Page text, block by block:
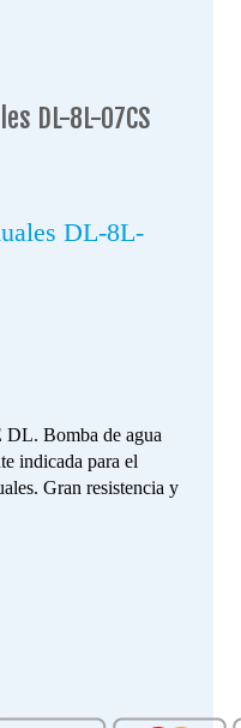
DL-8L-07CS
DL-8L-
Bomba de agua
indicada para el
Gran resistencia y